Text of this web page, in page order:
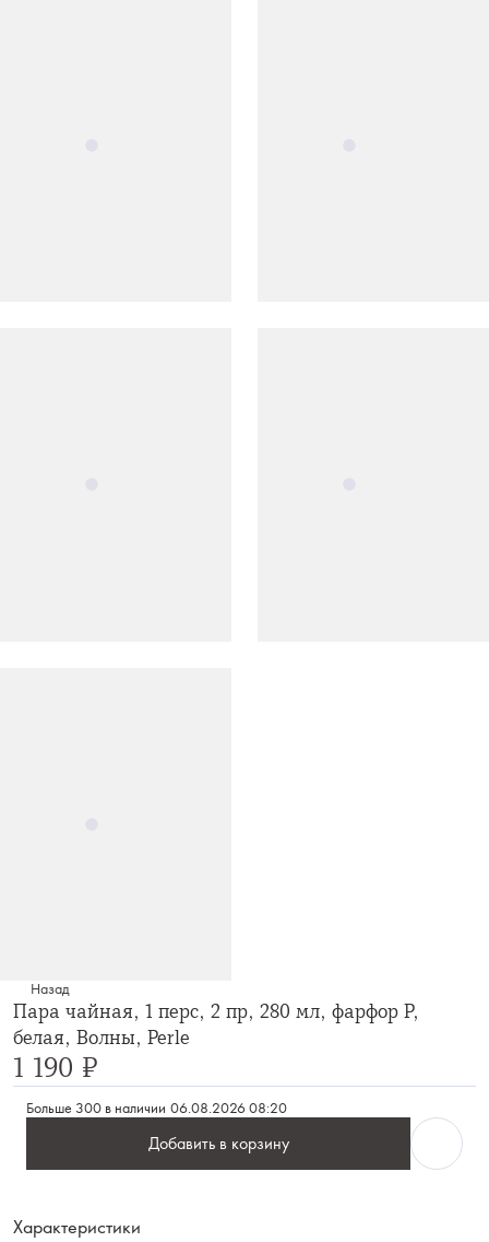
Назад
Пара чайная, 1 перс, 2 пр, 280 мл, фарфор P,
белая, Волны, Perle
1 190 ₽
Больше 300 в наличии 06.08.2026 08:20
Добавить в корзину
Характеристики